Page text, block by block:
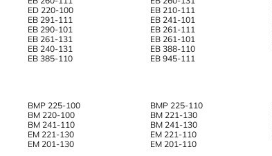
ED 220-100 EB 210-111
EB 291-111 EB 241-101
EB 290-101 EB 261-111
EB 261-131 EB 261-101
EB 240-131 EB 388-110
EB 385-110 EB 945-111
BMP 225-100 BMP 225-110
BM 220-100 BM 221-130
BM 241-110 BM 241-130
EM 221-130 EM 221-110
EM 201-130 EM 201-110